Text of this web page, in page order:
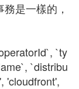
是一樣的，
`ty
`distribu
'cloudfront',